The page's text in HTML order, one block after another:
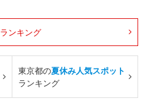
ランキング
東京都の夏休み人気スポット
ランキング